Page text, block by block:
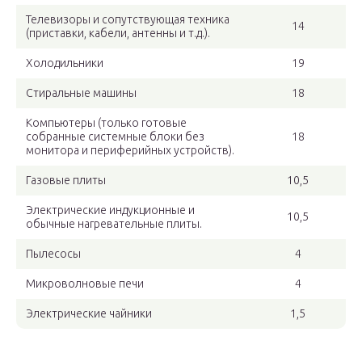
Телевизоры и сопутствующая техника
(приставки, кабели, антенны и т.д.).
14
Холодильники 19
Стиральные машины 18
Компьютеры (только готовые
собранные системные блоки без
монитора и периферийных устройств).
18
Газовые плиты 10,5
Электрические индукционные и
обычные нагревательные плиты.
10,5
Пылесосы 4
Микроволновые печи 4
Электрические чайники 1,5